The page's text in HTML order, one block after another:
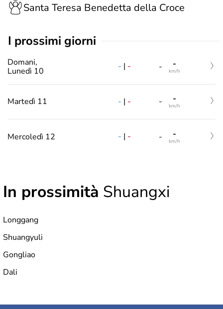
Santa Teresa Benedetta della Croce
i prossimi giorni
Domani,
Lunedì 10
- | - - -
km/h
Martedì 11 - | - - -
km/h
Mercoledì 12 - | - - -
km/h
In prossimità Shuangxi
Longgang
Shuangyuli
Gongliao
Dali